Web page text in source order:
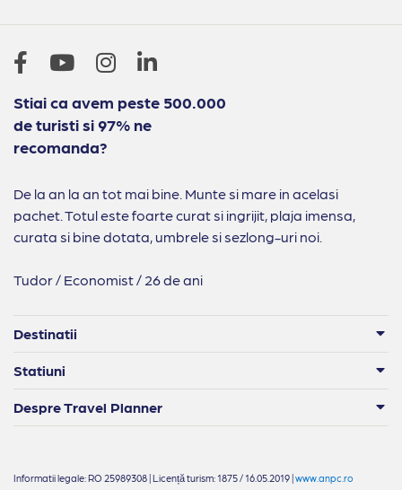
Stiai ca avem peste 500.000
de turisti si 97% ne
recomanda?
De la an la an tot mai bine. Munte si mare in acelasi
pachet. Totul este foarte curat si ingrijit, plaja imensa,
curata si bine dotata, umbrele si sezlong-uri noi.
Tudor / Economist / 26 de ani
Destinatii
Statiuni
Despre Travel Planner
Informatii legale: RO 25989308 | Licență turism: 1875 / 16.05.2019 |www.anpc.ro